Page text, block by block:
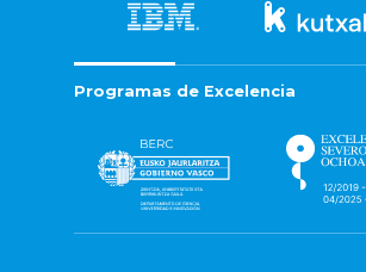
Programas de Excelencia